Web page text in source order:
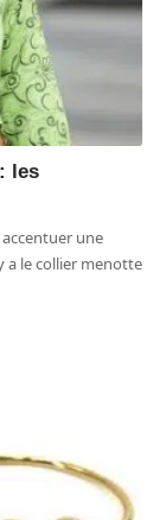
les
une
a le collier menotte